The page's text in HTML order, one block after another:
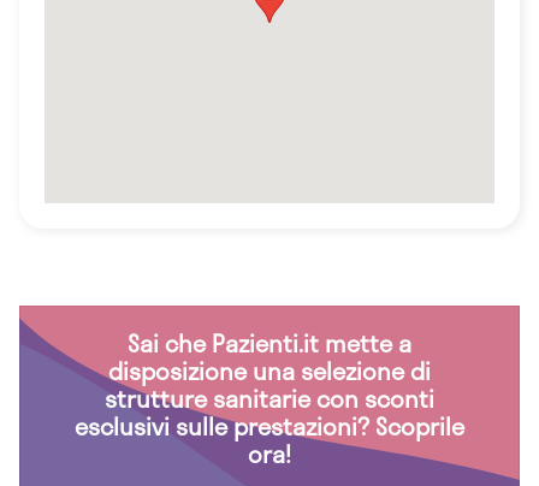
Sai che Pazienti.it mette a
disposizione una selezione di
strutture sanitarie con sconti
esclusivi sulle prestazioni? Scoprile
ora!